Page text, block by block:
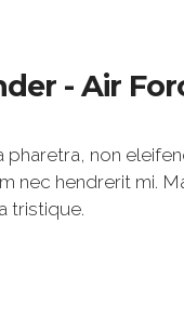
- Air
pharetra, non
nec hendrerit mi.
tristique.